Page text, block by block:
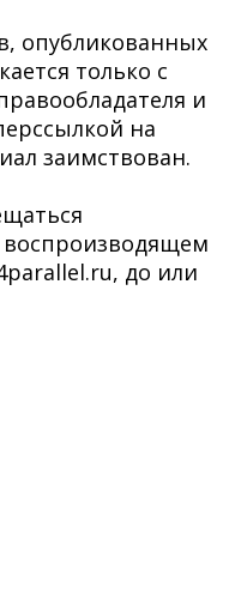
опубликованных
только с
и
на
заимствован.
воспроизводящем
до или